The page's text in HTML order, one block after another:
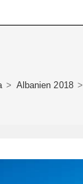
> Albanien 2018 >